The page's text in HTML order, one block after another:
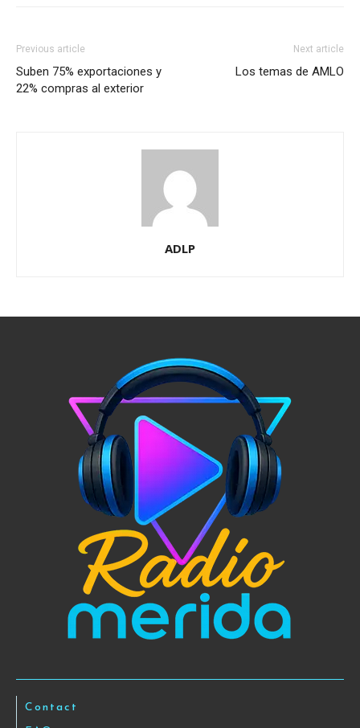
Previous article
Suben 75% exportaciones y
22% compras al exterior
Next article
Los temas de AMLO
ADLP
Contact